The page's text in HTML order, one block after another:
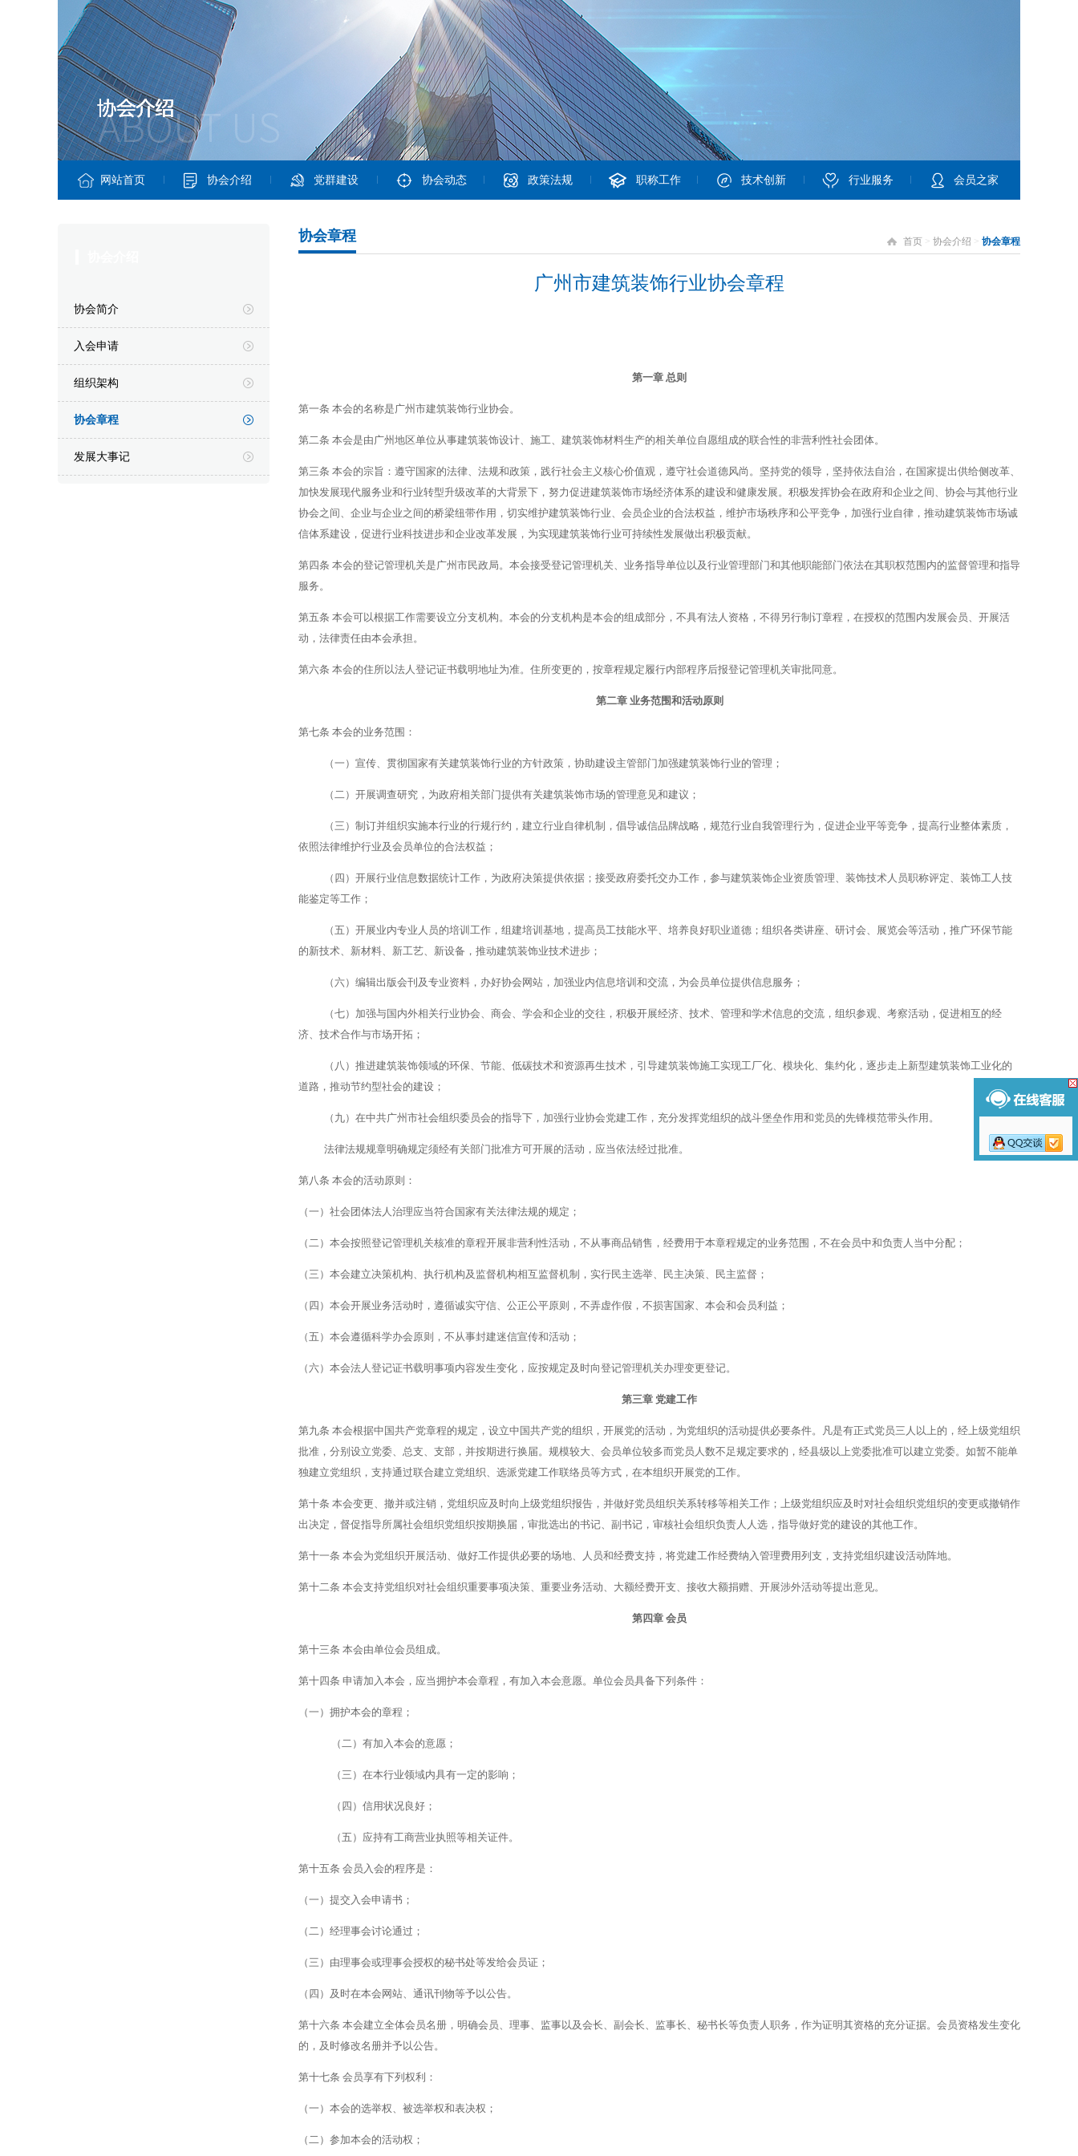
网站首页 协会介绍 党群建设 协会动态 政策法规 职称工作 技术创新 行业服务 会员之家
协会简介
入会申请
组织架构
协会章程
发展大事记
首页 > 协会介绍 > 协会章程
协会章程
广州市建筑装饰行业协会章程
第一章 总则
第一条 本会的名称是广州市建筑装饰行业协会。
第二条 本会是由广州地区单位 从事建筑装饰设计、施工、建筑装饰材料生产的相关单位自愿组成的联合性的非营利性社会团体。
第三条 本会的宗旨：遵守国家的法律、法规和政策，践行社会主义核心价值观，遵守社会道德风尚 。坚持党的领导，坚持依法自治，在国家提出供给侧改革、
加快发展现代服务业和行业转型升级改革的大背景下，努力促进建筑装饰市场经济体系的建设和健康发展。积极发挥协会在政府和企业之间、协会与其他行业
协会之间、企业与企业之间的桥梁纽带作用，切实维护建筑装饰行业、会员企业的合法权益，维护市场秩序和公平竞争，加强行业自律，推动建筑装饰市场诚
信体系建设，促进行业科技进步和企业改革发展，为实现建筑装饰行业可持续性发展做出积极贡献。
第四条 本会的登记管理机关是广州市民政局。本会接受登记管理机关、业务指导单位以及行业管理部门和其他职能部门依法在其职权范围内的监督管理和指导
服务。
第五条 本会可以根据工作需要设立分支机构。本会的分支机构是本会的组成部分，不具有法人资格，不得另行制订章程，在授权的范围内发展会员、开展活
动，法律责任由本会承担。
第六条 本会的住所以法人登记证书载明地址为准。住所变更的，按章程规定履行内部程序后报登记管理机关审批同意。
第二章 业务范围和活动原则
第七条 本会的业务范围：
（一）宣传、贯彻国家有关建筑装饰行业的方针政策，协助建设主管部门加强建筑装饰行业的管理；
（二）开展调查研究，为政府相关部门提供有关建筑装饰市场的管理意见和建议；
（三）制订并组织实施本行业的行规行约，建立行业自律机制，倡导诚信品牌战略，规范行业自我管理行为，促进企业平等竞争，提高行业整体素质，
依照法律维护行业及会员单位的合法权益；
（四）开展行业信息数据统计工作，为政府决策提供依据；接受政府委托交办工作，参与建筑装饰企业资质管理、装饰技术人员职称评定、装饰工人技
能鉴定等工作；
（五）开展业内专业人员的培训工作，组建培训基地，提高员工技能水平、培养良好职业道德；组织各类讲座、研讨会、展览会等活动，推广环保节能
的新技术、新材料、新工艺、新设备，推动建筑装饰业技术进步；
（六）编辑出版会刊及专业资料，办好协会网站，加强业内信息培训和交流，为会员单位提供信息服务；
（七）加强与国内外相关行业协会、商会、学会和企业的交往，积极开展经济、技术、管理和学术信息的交流，组织参观、考察活动，促进相互的经
济、技术合作与市场开拓；
（八）推进建筑装饰领域的环保、节能、低碳技术和资源再生技术，引导建筑装饰施工实现工厂化、模块化、集约化，逐步走上新型建筑装饰工业化的
道路，推动节约型社会的建设；
（九）在中共广州市社会组织委员会的指导下，加强行业协会党建工作，充分发挥党组织的战斗堡垒作用和党员的先锋模范带头作用。
法律法规规章明确规定须经有关部门批准方可开展的活动，应当依法经过批准。
第八条 本会的活动原则：
（一） 社会团体法人治理应当符合国家有关法律法规的规定；
（二） 本会按照登记管理机关核准的章程开展非营利性活动，不从事商品销售，经费用于本章程规定的业务范围，不在会员中和负责人当中分配；
（三） 本会建立决策机构、执行机构及监督机构相互监督机制，实行民主选举、民主决策、民主监督；
（四） 本会开展业务活动时，遵循诚实守信、公正公平原则，不弄虚作假，不损害国家、本会和会员利益；
（五） 本会遵循科学办会原则，不从事封建迷信宣传和活动；
（六） 本会法人登记证书载明事项内容发生变化，应按规定及时向登记管理机关办理变更登记。
第三章 党建工作
第九条 本会根据中国共产党章程的规定，设立中国共产党的组织，开展党的活动，为党组织的活动提供必要条件。凡是有正式党员三人以上的，经上级党组织
批准，分别设立党委、总支、支部，并按期进行换届。规模较大、会员单位较多而党员人数不足规定要求的，经县级以上党委批准可以建立党委。如暂不能单
独建立党组织，支持通过联合建立党组织、选派党建工作联络员等方式，在本组织开展党的工作。
第十条 本会变更、撤并或注销，党组织应及时向上级党组织报告，并做好党员组织关系转移等相关工作；上级党组织应及时对社会组织党组织的变更或撤销作
出决定，督促指导所属社会组织党组织按期换届，审批选出的书记、副书记，审核社会组织负责人人选，指导做好党的建设的其他工作。
第十一条 本会为党组织开展活动、做好工作提供必要的场地、人员和经费支持，将党建工作经费纳入管理费用列支，支持党组织建设活动阵地。
第十二条 本会支持党组织对社会组织重要事项决策、重要业务活动、大额经费开支、接收大额捐赠、开展涉外活动等提出意见。
第四章 会员
第十三条 本会由单位会员组成。
第十四条 申请加入本会，应当拥护本会章程，有加入本会意愿。单位会员具备下列条件：
（一）拥护本会的章程；
（二）有加入本会的意愿；
（三）在本行业领域内具有一定的影响；
（四）信用状况良好；
（五）应持有工商营业执照等相关证件。
第十五条 会员入会的程序是：
（一） 提交入会申请书；
（二） 经理事会讨论通过；
（三） 由理事会或理事会授权的秘书处等发给会员证；
（四） 及时在本会网站、通讯刊物等予以公告。
第十六条 本会建立全体会员名册，明确会员、理事、监事以及会长、副会长、监事长、秘书长等负责人职务，作为证明其资格的充分证据。会员资格发生变化
的，及时修改名册并予以公告。
第十七条 会员享有下列权利：
（一） 本会的选举权、被选举权和表决权；
（二） 参加本会的活动权；